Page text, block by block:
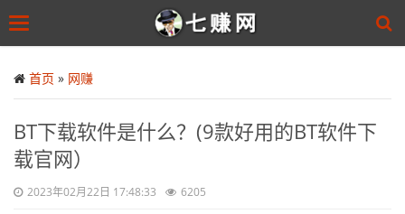
to
main
Toggle
首页 » 网赚
BT下载软件是什么？(9款好用的BT软件下
载官网）
2023年02月22日 17:48:33 6205